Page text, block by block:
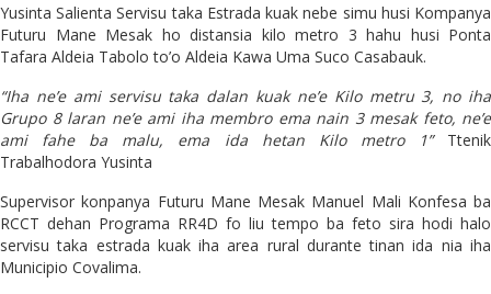
Yusinta Salienta Servisu taka Estrada kuak nebe simu husi Kompanya
Futuru Mane Mesak ho distansia kilo metro 3 hahu husi Ponta
Tafara Aldeia Tabolo to’o Aldeia Kawa Uma Suco Casabauk.
“Iha ne’e ami servisu taka dalan kuak ne’e Kilo metru 3, no iha
Grupo 8 laran ne’e ami iha membro ema nain 3 mesak feto, ne’e
ami fahe ba malu, ema ida hetan Kilo metro 1”Ttenik
Trabalhodora Yusinta
Supervisor konpanya Futuru Mane Mesak Manuel Mali Konfesa ba
RCCT dehan Programa RR4D fo liu tempo ba feto sira hodi halo
servisu taka estrada kuak iha area rural durante tinan ida nia iha
Municipio Covalima.